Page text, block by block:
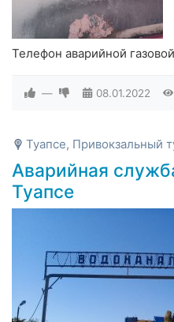
Телефон аварийной
— 08.01.2022
Туапсе, Привокзальный
Аварийная
Туапсе